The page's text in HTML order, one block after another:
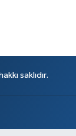
saklıdır.